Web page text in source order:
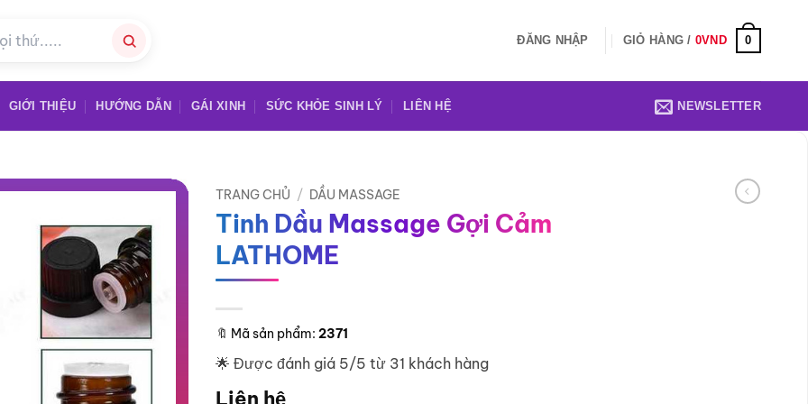
ĐĂNG NHẬP GIỎ HÀNG / 0VND 0
GIỚI THIỆU HƯỚNG DẪN GÁI XINH SỨC KHỎE SINH LÝ LIÊN HỆ NEWSLETTER
TRANG CHỦ / DẦU MASSAGE
Tinh Dầu Massage Gợi Cảm
LATHOME
🔖 Mã sản phẩm: 2371
🌟 Được đánh giá 5/5 từ 31 khách hàng
Liên hệ